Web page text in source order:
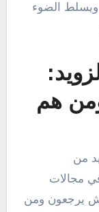
ويسلط الضوء
هم
من
مجالات
يرجعون ومن